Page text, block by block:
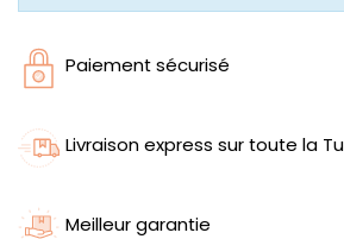
Paiement sécurisé
Livraison express sur toute la
Meilleur garantie